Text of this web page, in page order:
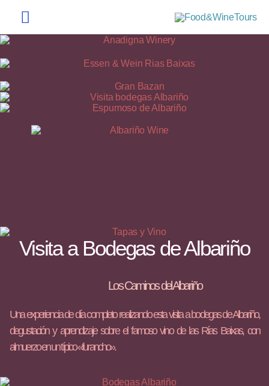
contenido
Menú
Visita a Bodegas de Albariño
Los Caminos del Albariño
Una experiencia de día completo realizando esta visita a bodegas de Albariño,
degustación y aprendizaje sobre el famoso vino de las Rías Baixas, con
almuerzo en un típico «furancho».